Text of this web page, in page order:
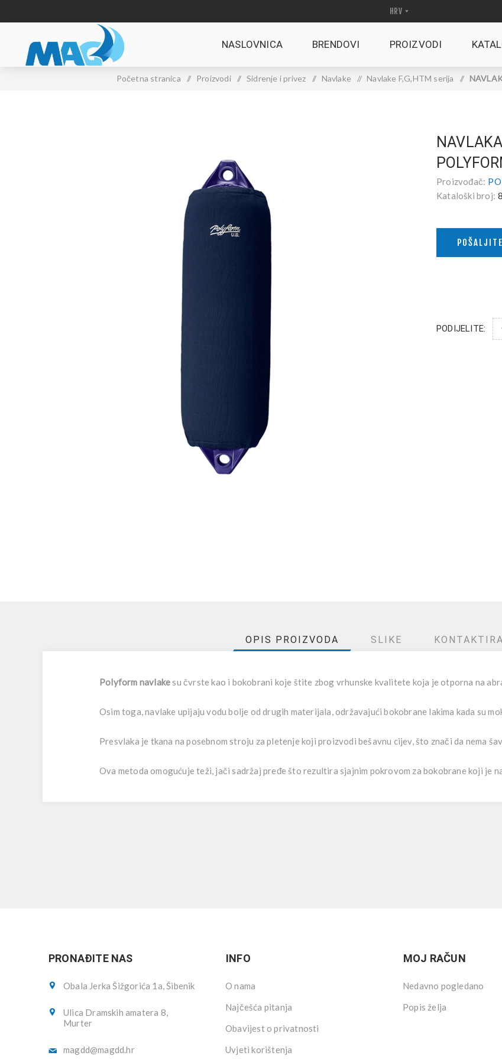
NASLOVNICA BRENDOVI PROIZVODI
Početna stranica / Proizvodi / Sidrenje i privez / Navlake / Navlake F,G,HTM serija /
Proizvođač:
Kataloški broj:
PODIJELITE:
OPIS PROIZVODA SLIKE
Polyform navlakesu čvrste kao i bokobrani koje štite zbog vrhunske kvalitete koja je otporna na
Osim toga, navlake upijaju vodu bolje od drugih materijala, održavajući bokobrane lakima kada su
Presvlaka je tkana na posebnom stroju za pletenje koji proizvodi bešavnu cijev, što znači da nema
Ova metoda omogućuje teži, jači sadržaj pređe što rezultira sjajnim pokrovom za bokobrane koji je
PRONAĐITE NAS
Obala Jerka Šižgorića 1a, Šibenik
Ulica Dramskih amatera 8,
Murter
magdd@magdd.hr
INFO
O nama
Najčešća pitanja
Obavijest o privatnosti
Uvjeti korištenja
MOJ RAČUN
Nedavno pogledano
Popis želja